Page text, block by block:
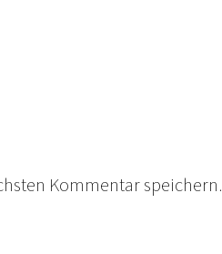
Kommentar speichern.